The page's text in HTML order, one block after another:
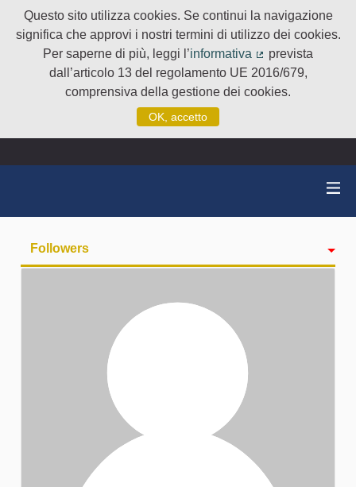
Questo sito utilizza cookies. Se continui la navigazione
significa che approvi i nostri termini di utilizzo dei cookies.
Per saperne di più, leggi l’informativa
(Collegamento
prevista
dall’articolo 13 del regolamento UE 2016/679,
comprensiva della gestione dei cookies.
OK, accetto
Followers